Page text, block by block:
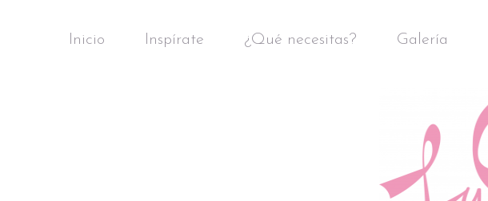
Inicio Inspírate ¿Qué necesitas? Galería